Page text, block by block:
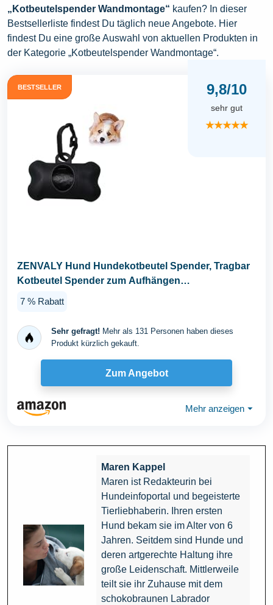
„Kotbeutelspender Wandmontage“ kaufen? In dieser
Bestsellerliste findest Du täglich neue Angebote. Hier
findest Du eine große Auswahl von aktuellen Produkten in
der Kategorie „Kotbeutelspender Wandmontage“.
BESTSELLER 9,8/10
sehr gut
★★★★★
ZENVALY Hund Hundekotbeutel Spender, Tragbar
Kotbeutel Spender zum Aufhängen
7 % Rabatt
Sehr gefragt! Mehr als 131 Personen haben dieses
Produkt kürzlich gekauft.
Zum Angebot
Mehr anzeigen ⏷
Maren Kappel
Maren ist Redakteurin bei
Hundeinfoportal und begeisterte
Tierliebhaberin. Ihren ersten
Hund bekam sie im Alter von 6
Jahren. Seitdem sind Hunde und
deren artgerechte Haltung ihre
große Leidenschaft. Mittlerweile
teilt sie ihr Zuhause mit dem
schokobraunen Labrador